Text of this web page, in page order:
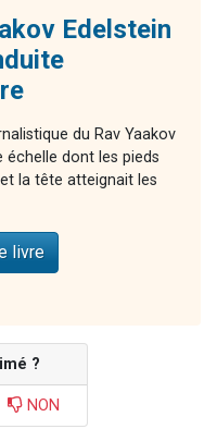
Edelstein
du Rav Yaakov
échelle dont les pieds
la tête atteignait les
livre
?
NON